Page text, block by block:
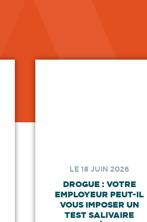
LE 18 JUIN 2026
DROGUE : VOTRE
EMPLOYEUR PEUT-IL
VOUS IMPOSER UN
TEST SALIVAIRE